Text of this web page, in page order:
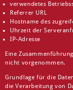
verwendetes
Referrer URL
Hostname des
Uhrzeit der
IP-Adresse
Eine
nicht vorgenommen.
Grundlage für die
die Verarbeitung von